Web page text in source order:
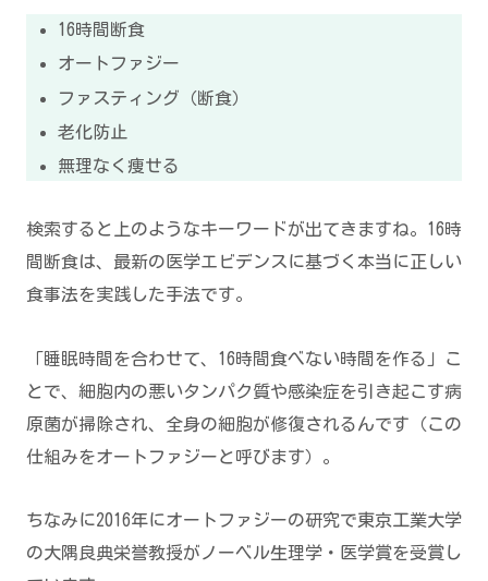
16時間断食
オートファジー
ファスティング（断食）
老化防止
無理なく痩せる
検索すると上のようなキーワードが出てきますね。16時
間断食は、最新の医学エビデンスに基づく本当に正しい
食事法を実践した手法です。
「睡眠時間を合わせて、16時間食べない時間を作る」こ
とで、細胞内の悪いタンパク質や感染症を引き起こす病
原菌が掃除され、全身の細胞が修復されるんです（この
仕組みをオートファジーと呼びます）。
ちなみに2016年にオートファジーの研究で東京工業大学
の大隅良典栄誉教授がノーベル生理学・医学賞を受賞し